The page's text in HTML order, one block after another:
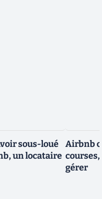
sous-loué
un locataire
Airbnb
gérer